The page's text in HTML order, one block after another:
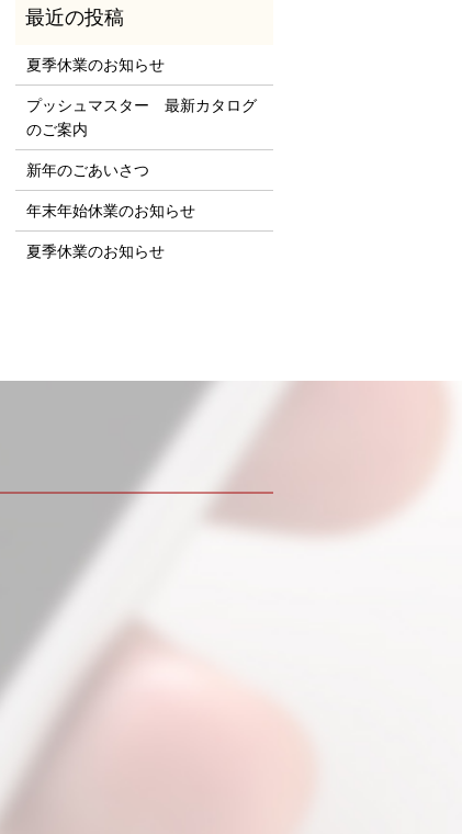
夏季休業のお知らせ
プッシュマスター 最新カタログ
のご案内
新年のごあいさつ
年末年始休業のお知らせ
夏季休業のお知らせ